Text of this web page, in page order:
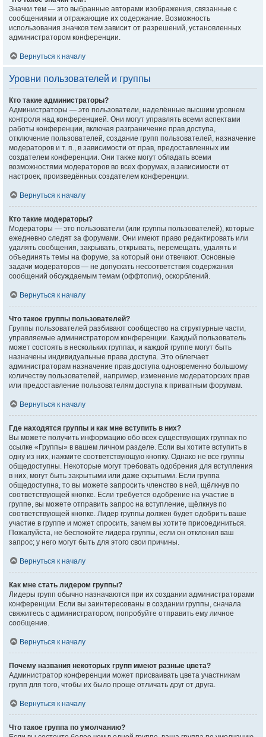
Значки тем — это выбранные авторами изображения, связанные с
сообщениями и отражающие их содержание. Возможность
использования значков тем зависит от разрешений, установленных
администратором конференции.
Вернуться к началу
Уровни пользователей и группы
Кто такие администраторы?
Администраторы — это пользователи, наделённые высшим уровнем
контроля над конференцией. Они могут управлять всеми аспектами
работы конференции, включая разграничение прав доступа,
отключение пользователей, создание групп пользователей, назначение
модераторов и т. п., в зависимости от прав, предоставленных им
создателем конференции. Они также могут обладать всеми
возможностями модераторов во всех форумах, в зависимости от
настроек, произведённых создателем конференции.
Вернуться к началу
Кто такие модераторы?
Модераторы — это пользователи (или группы пользователей), которые
ежедневно следят за форумами. Они имеют право редактировать или
удалять сообщения, закрывать, открывать, перемещать, удалять и
объединять темы на форуме, за который они отвечают. Основные
задачи модераторов — не допускать несоответствия содержания
сообщений обсуждаемым темам (оффтопик), оскорблений.
Вернуться к началу
Что такое группы пользователей?
Группы пользователей разбивают сообщество на структурные части,
управляемые администратором конференции. Каждый пользователь
может состоять в нескольких группах, и каждой группе могут быть
назначены индивидуальные права доступа. Это облегчает
администраторам назначение прав доступа одновременно большому
количеству пользователей, например, изменение модераторских прав
или предоставление пользователям доступа к приватным форумам.
Вернуться к началу
Где находятся группы и как мне вступить в них?
Вы можете получить информацию обо всех существующих группах по
ссылке «Группы» в вашем личном разделе. Если вы хотите вступить в
одну из них, нажмите соответствующую кнопку. Однако не все группы
общедоступны. Некоторые могут требовать одобрения для вступления
в них, могут быть закрытыми или даже скрытыми. Если группа
общедоступна, то вы можете запросить членство в ней, щёлкнув по
соответствующей кнопке. Если требуется одобрение на участие в
группе, вы можете отправить запрос на вступление, щёлкнув по
соответствующей кнопке. Лидер группы должен будет одобрить ваше
участие в группе и может спросить, зачем вы хотите присоединиться.
Пожалуйста, не беспокойте лидера группы, если он отклонил ваш
запрос; у него могут быть для этого свои причины.
Вернуться к началу
Как мне стать лидером группы?
Лидеры групп обычно назначаются при их создании администраторами
конференции. Если вы заинтересованы в создании группы, сначала
свяжитесь с администратором; попробуйте отправить ему личное
сообщение.
Вернуться к началу
Почему названия некоторых групп имеют разные цвета?
Администратор конференции может присваивать цвета участникам
групп для того, чтобы их было проще отличать друг от друга.
Вернуться к началу
Что такое группа по умолчанию?